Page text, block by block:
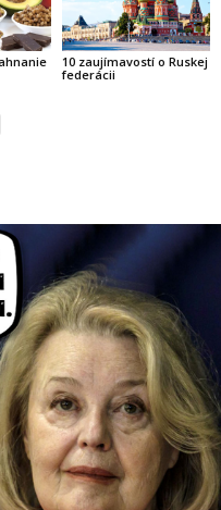
10 zaujímavostí o Ruskej
federácii